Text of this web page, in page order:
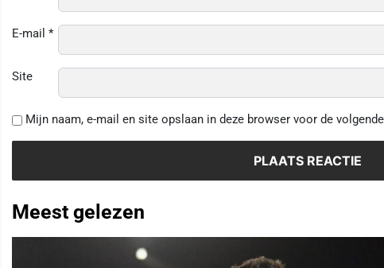
E-mail *
Site
Mijn naam, e-mail en site opslaan in deze browser voor de
Meest gelezen